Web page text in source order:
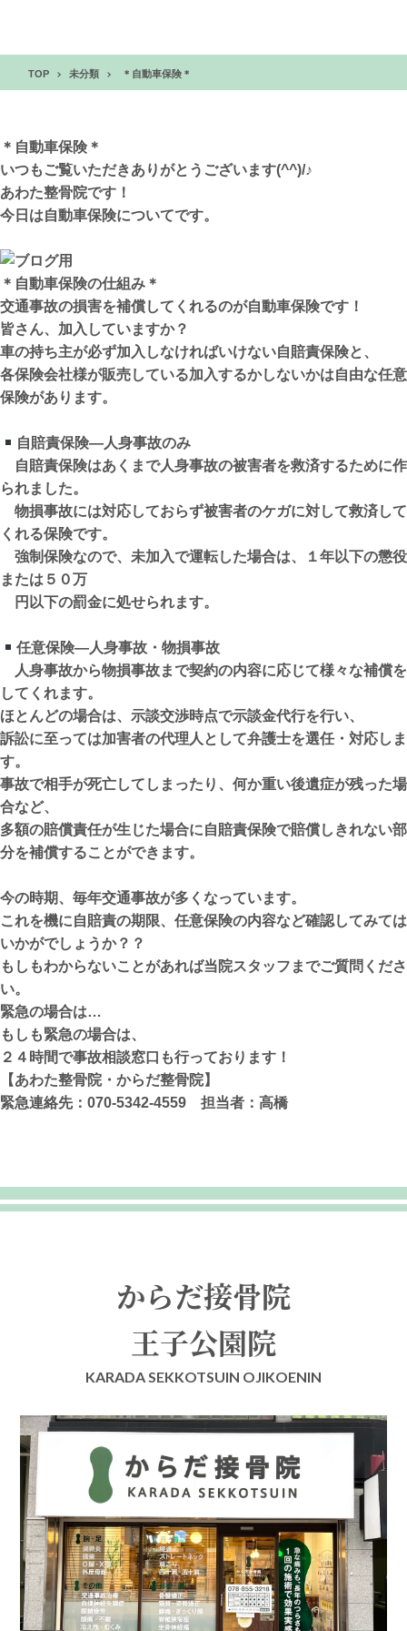
TOP 未分類 ＊自動車保険＊
＊自動車保険＊
いつもご覧いただきありがとうございます(^^)/♪
あわた整骨院です！
今日は自動車保険についてです。
＊自動車保険の仕組み＊
交通事故の損害を補償してくれるのが自動車保険です！
皆さん、加入していますか？
車の持ち主が必ず加入しなければいけない自賠責保険と、
各保険会社様が販売している加入するかしないかは自由な任意
保険があります。
自賠責保険—人身事故のみ
自賠責保険はあくまで人身事故の被害者を救済するために作
られました。
物損事故には対応しておらず被害者のケガに対して救済して
くれる保険です。
強制保険なので、未加入で運転した場合は、１年以下の懲役
または５０万
円以下の罰金に処せられます。
任意保険—人身事故・物損事故
人身事故から物損事故まで契約の内容に応じて様々な補償を
してくれます。
ほとんどの場合は、示談交渉時点で示談金代行を行い、
訴訟に至っては加害者の代理人として弁護士を選任・対応しま
す。
事故で相手が死亡してしまったり、何か重い後遺症が残った場
合など、
多額の賠償責任が生じた場合に自賠責保険で賠償しきれない部
分を補償することができます。
今の時期、毎年交通事故が多くなっています。
これを機に自賠責の期限、任意保険の内容など確認してみては
いかがでしょうか？？
もしもわからないことがあれば当院スタッフまでご質問くださ
い。
緊急の場合は…
もしも緊急の場合は、
２４時間で事故相談窓口も行っております！
【あわた整骨院・からだ整骨院】
緊急連絡先：070-5342-4559 担当者：高橋
からだ接骨院
王子公園院
KARADA SEKKOTSUIN OJIKOENIN